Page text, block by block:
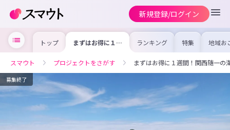
新規登録/ログイン
トップ まずはお得に１週
間！関西随一の海
を目の前にご家族
とプチ移住してみ
ませんか？ワーケ
可！
ランキング 特集 地域お
の求
を集め
事内容
を比較
合った
スマウト プロジェクトをさがす まずはお得に１週間！関西随一
募集終了